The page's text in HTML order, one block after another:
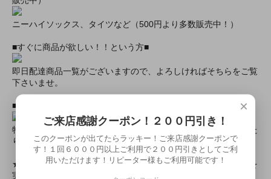
ニーハイソックス、タイツなど（500円より多数販売中！）
■すぐに商品が欲しい！！という方■
即日配達商品一覧がございますので、よろしければそちらをご覧
下さいませ。
■とにかく安くて高品質な商品が欲しい！という方■
特別割引商品を掲載しています！最大８０％引きの商品もあった
りします！
★ミアカフェ・ミアリラではミアコス衣装を着用したイベントを
実施中★
×
ご来店感謝クーポン！２００円引き！
このクーポンが出てたらラッキー！ご来店感謝クーポンで
す！１回６０００円以上ご利用で２００円引きとしてご利
用いただけます！リピーター様もご利用可能です！